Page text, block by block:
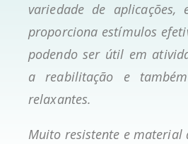
variedade de
proporciona estímulos
podendo ser útil em
a reabilitação e
relaxantes.
Muito resistente e material